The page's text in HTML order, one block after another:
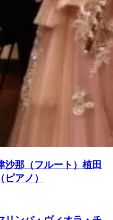
那（フルート）植田
アノ）